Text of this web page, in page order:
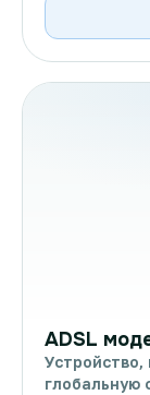
ADSL
Устройство,
глобальную